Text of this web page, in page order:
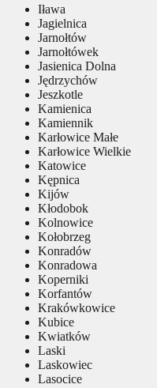
Iława
Jagielnica
Jarnołtów
Jarnołtówek
Jasienica Dolna
Jędrzychów
Jeszkotle
Kamienica
Kamiennik
Karłowice Małe
Karłowice Wielkie
Katowice
Kępnica
Kijów
Kłodobok
Kolnowice
Kołobrzeg
Konradów
Konradowa
Koperniki
Korfantów
Krakówkowice
Kubice
Kwiatków
Laski
Laskowiec
Lasocice